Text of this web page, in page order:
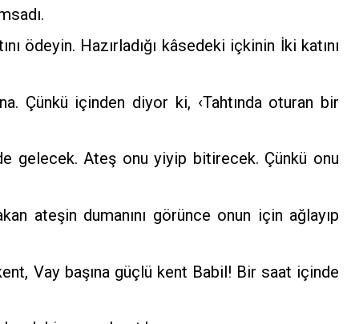
ödeyin. Hazırladığı kâsedeki içkinin İki katını
Çünkü içinden diyor ki, ‹Tahtında oturan bir
gelecek. Ateş onu yiyip bitirecek. Çünkü onu
ateşin dumanını görünce onun için ağlayıp
Vay başına güçlü kent Babil! Bir saat içinde